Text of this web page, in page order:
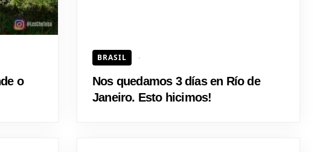
HOJEADA
o
BRASIL
Nos quedamos 3 días en Río de
Janeiro. Esto hicimos!